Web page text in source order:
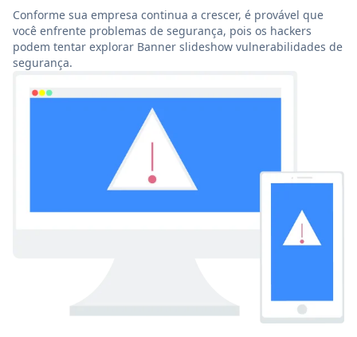
Conforme sua empresa continua a crescer, é provável que
você enfrente problemas de segurança, pois os hackers
podem tentar explorar Banner slideshow vulnerabilidades de
segurança.